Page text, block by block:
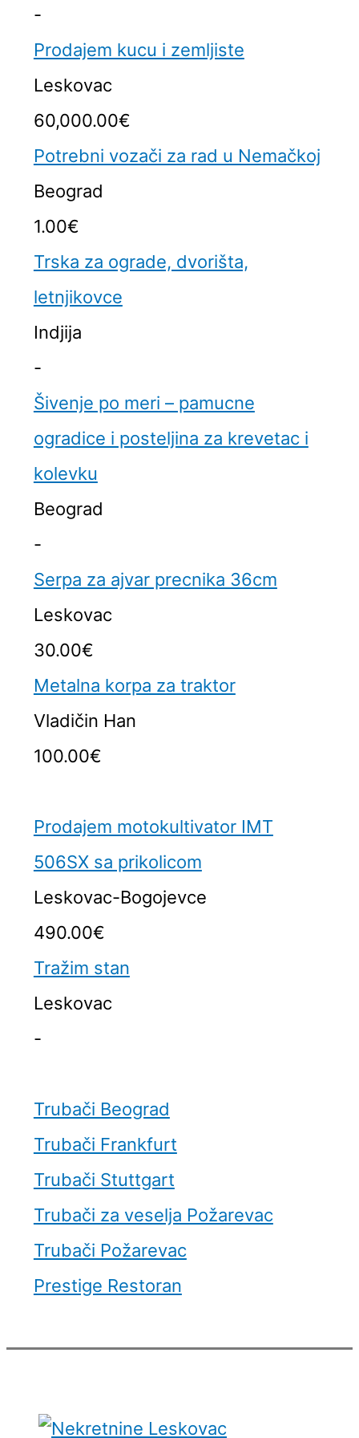
-
Prodajem kucu i zemljiste
Leskovac
60,000.00€
Potrebni vozači za rad u Nemačkoj
Beograd
1.00€
Trska za ograde, dvorišta,
letnjikovce
Indjija
-
Šivenje po meri – pamucne
ogradice i posteljina za krevetac i
kolevku
Beograd
-
Serpa za ajvar precnika 36cm
Leskovac
30.00€
Metalna korpa za traktor
Vladičin Han
100.00€
Prodajem motokultivator IMT
506SX sa prikolicom
Leskovac-Bogojevce
490.00€
Tražim stan
Leskovac
-
Trubači Beograd
Trubači Frankfurt
Trubači Stuttgart
Trubači za veselja Požarevac
Trubači Požarevac
Prestige Restoran